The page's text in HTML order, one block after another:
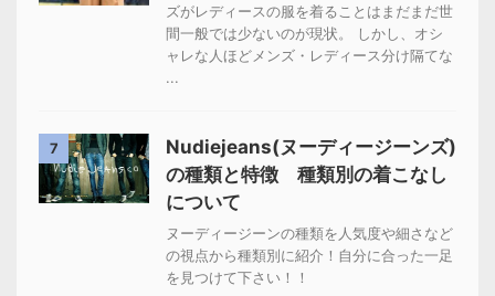
ズがレディースの服を着ることはまだまだ世
間一般では少ないのが現状。 しかし、オシ
ャレな人ほどメンズ・レディース分け隔てな
...
7
Nudiejeans(ヌーディージーンズ)
の種類と特徴 種類別の着こなし
について
ヌーディージーンの種類を人気度や細さなど
の視点から種類別に紹介！自分に合った一足
を見つけて下さい！！